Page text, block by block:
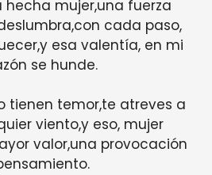
hecha mujer,una fuerza
cada paso,
esa valentía, en mi
se hunde.
tienen temor,te atreves a
viento,y eso, mujer
valor,una provocación